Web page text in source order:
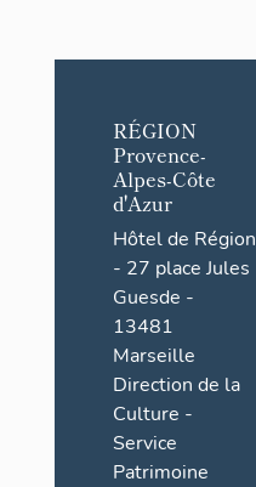
RÉGION
Provence-
Alpes-Côte
d'Azur
Hôtel de Région
- 27 place Jules
Guesde -
13481
Marseille
Direction de la
Culture -
Service
Patrimoine